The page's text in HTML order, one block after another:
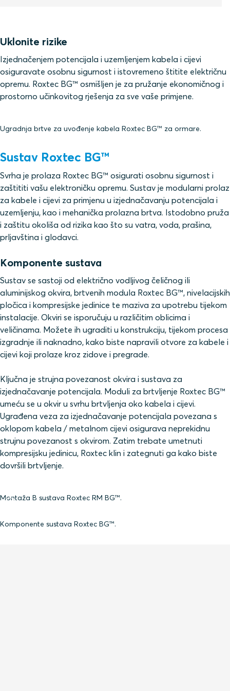
Uklonite rizike
Izjednačenjem potencijala i uzemljenjem kabela i cijevi
osiguravate osobnu sigurnost i istovremeno štitite električnu
opremu. Roxtec BG™ osmišljen je za pružanje ekonomičnog i
prostorno učinkovitog rješenja za sve vaše primjene.
Ugradnja brtve za uvođenje kabela Roxtec BG™ za ormare.
Sustav Roxtec BG™
Svrha je prolaza Roxtec BG™ osigurati osobnu sigurnost i
zaštititi vašu elektroničku opremu. Sustav je modularni prolaz
za kabele i cijevi za primjenu u izjednačavanju potencijala i
uzemljenju, kao i mehanička prolazna brtva. Istodobno pruža
i zaštitu okoliša od rizika kao što su vatra, voda, prašina,
prljavština i glodavci.
Komponente sustava
Sustav se sastoji od električno vodljivog čeličnog ili
aluminijskog okvira, brtvenih modula Roxtec BG™, nivelacijskih
pločica i kompresijske jedinice te maziva za upotrebu tijekom
instalacije. Okviri se isporučuju u različitim oblicima i
veličinama. Možete ih ugraditi u konstrukciju, tijekom procesa
izgradnje ili naknadno, kako biste napravili otvore za kabele i
cijevi koji prolaze kroz zidove i pregrade.
Ključna je strujna povezanost okvira i sustava za
izjednačavanje potencijala. Moduli za brtvljenje Roxtec BG™
umeću se u okvir u svrhu brtvljenja oko kabela i cijevi.
Ugrađena veza za izjednačavanje potencijala povezana s
oklopom kabela / metalnom cijevi osigurava neprekidnu
strujnu povezanost s okvirom. Zatim trebate umetnuti
kompresijsku jedinicu, Roxtec klin i zategnuti ga kako biste
dovršili brtvljenje.
Montaža B sustava Roxtec RM BG™.
Komponente sustava Roxtec BG™.